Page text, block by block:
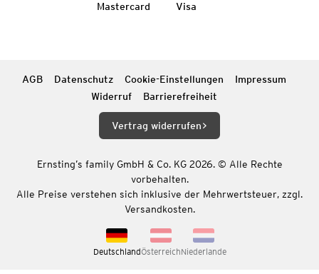
Mastercard Visa
AGB Datenschutz Cookie-Einstellungen
Impressum
Widerruf
Barrierefreiheit
Vertrag widerrufen
Ernsting’s family GmbH & Co. KG 2026. © Alle Rechte
vorbehalten.
Alle Preise verstehen sich inklusive der Mehrwertsteuer, zzgl.
Versandkosten.
DeutschlandÖsterreichNiederlande